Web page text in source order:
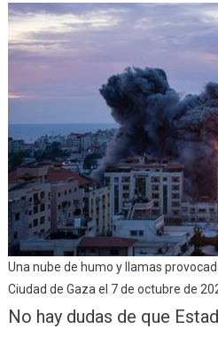
Una nube de humo y llamas
Ciudad de Gaza el 7 de octubre de
No hay dudas de que